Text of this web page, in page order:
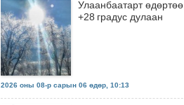
Улаанбаатарт өдөртөө
+28 градус дулаан
2026 оны 08-р сарын 06 өдөр, 10:13